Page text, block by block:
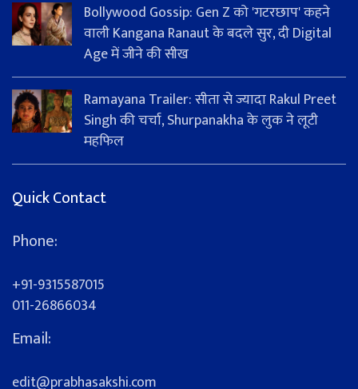
Bollywood Gossip: Gen Z को 'गटरछाप' कहने
वाली Kangana Ranaut के बदले सुर, दी Digital
Age में जीने की सीख
Ramayana Trailer: सीता से ज्यादा Rakul Preet
Singh की चर्चा, Shurpanakha के लुक ने लूटी
महफिल
Quick Contact
Phone:
+91-9315587015
011-26866034
Email:
edit@prabhasakshi.com